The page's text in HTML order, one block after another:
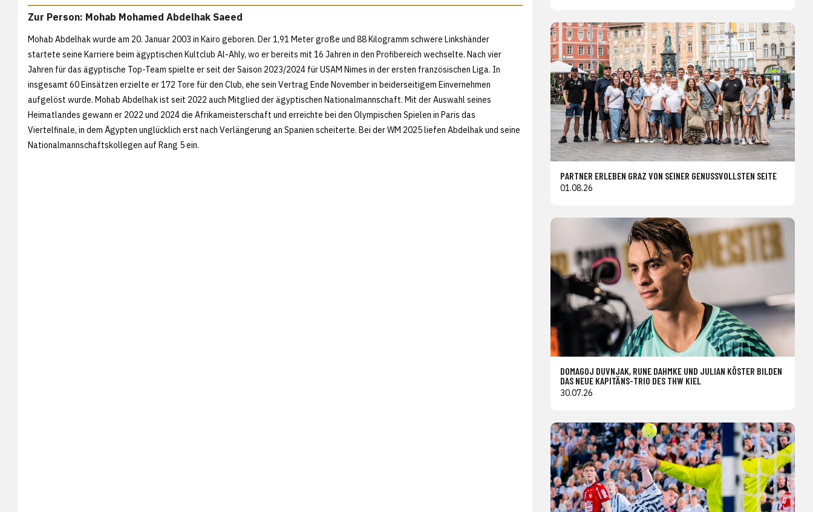
Zur Person: Mohab Mohamed Abdelhak Saeed
Mohab Abdelhak wurde am 20. Januar 2003 in Kairo geboren. Der 1,91 Meter große und 88 Kilogramm schwere Linkshänder
startete seine Karriere beim ägyptischen Kultclub Al-Ahly, wo er bereits mit 16 Jahren in den Profibereich wechselte. Nach vier
Jahren für das ägyptische Top-Team spielte er seit der Saison 2023/2024 für USAM Nimes in der ersten französischen Liga. In
insgesamt 60 Einsätzen erzielte er 172 Tore für den Club, ehe sein Vertrag Ende November in beiderseitigem Einvernehmen
aufgelöst wurde. Mohab Abdelhak ist seit 2022 auch Mitglied der ägyptischen Nationalmannschaft. Mit der Auswahl seines
Heimatlandes gewann er 2022 und 2024 die Afrikameisterschaft und erreichte bei den Olympischen Spielen in Paris das
Viertelfinale, in dem Ägypten unglücklich erst nach Verlängerung an Spanien scheiterte. Bei der WM 2025 liefen Abdelhak und seine
Nationalmannschaftskollegen auf Rang 5 ein.
PARTNER ERLEBEN GRAZ VON SEINER GENUSSVOLLSTEN SEITE
01.08.26
DOMAGOJ DUVNJAK, RUNE DAHMKE UND JULIAN KÖSTER BILDEN
DAS NEUE KAPITÄNS-TRIO DES THW KIEL
30.07.26